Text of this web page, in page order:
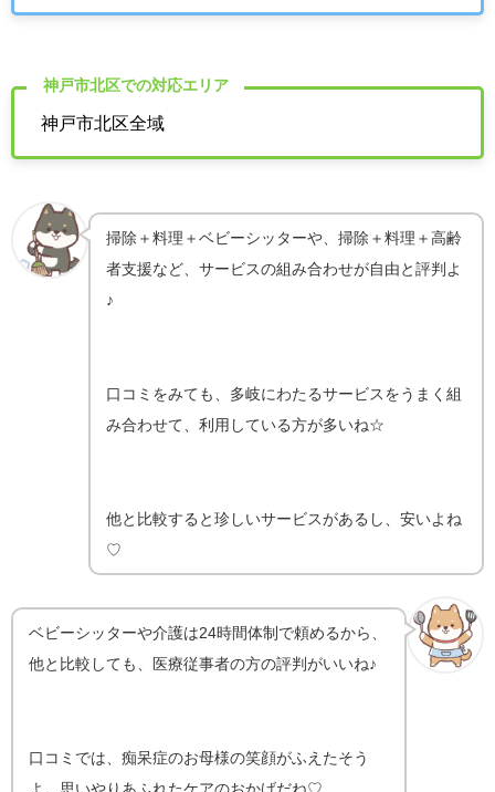
神戸市北区での対応エリア
神戸市北区全域
掃除＋料理＋ベビーシッターや、掃除＋料理＋高齢
者支援など、サービスの組み合わせが自由と評判よ
♪
口コミをみても、多岐にわたるサービスをうまく組
み合わせて、利用している方が多いね☆
他と比較すると珍しいサービスがあるし、安いよね
♡
ベビーシッターや介護は24時間体制で頼めるから、
他と比較しても、医療従事者の方の評判がいいね♪
口コミでは、痴呆症のお母様の笑顔がふえたそう
よ。思いやりあふれたケアのおかげだね♡